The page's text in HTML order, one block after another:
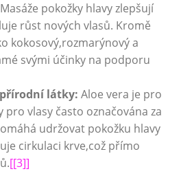
Masáže pokožky hlavy zlepšují
růst nových vlasů. Kromě
kokosový,rozmarýnový a
svými účinky na podporu
látky: Aloe vera je pro
pro vlasy často označována za
udržovat pokožku hlavy
cirkulaci krve,což přímo
[[3]]